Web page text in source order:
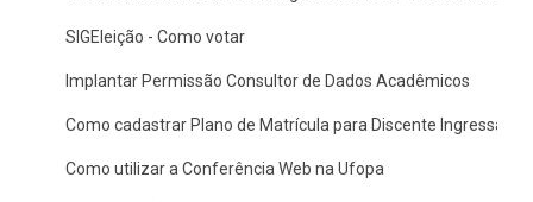
SIGEleição - Como votar
Implantar Permissão Consultor de Dados Acadêmicos
Como cadastrar Plano de Matrícula para Discente Ingressante
Como utilizar a Conferência Web na Ufopa